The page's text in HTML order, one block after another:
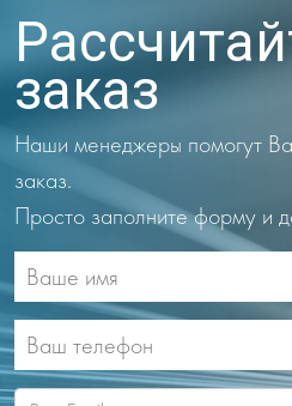
заказ
Наши менеджеры помогут
заказ.
Просто заполните форму и